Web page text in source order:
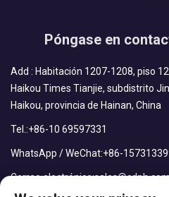
Póngase en
Add : Habitación 1207-1208, piso
Haikou Times Tianjie, subdistrito
Haikou, provincia de Hainan, China
Tel.:+86-10 69597331
WhatsApp / WeChat:+86-
Correo electrónico: